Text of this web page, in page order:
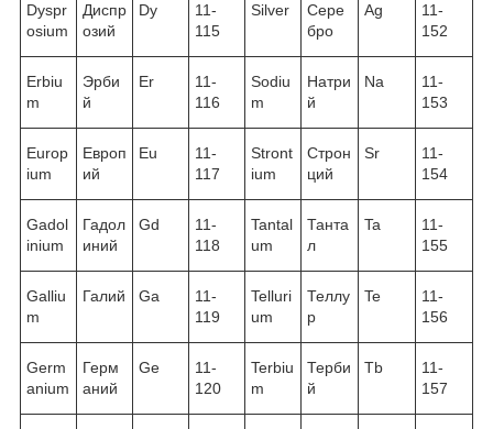
Dyspr
osium
Диспр
озий
Dy
11-
115
Silver
Сере
бро
Ag
11-
152
Erbiu
m
Эрби
й
Er
11-
116
Sodiu
m
Натри
й
Na
11-
153
Europ
ium
Европ
ий
Eu
11-
117
Stront
ium
Строн
ций
Sr
11-
154
Gadol
inium
Гадол
иний
Gd
11-
118
Tantal
um
Танта
л
Ta
11-
155
Galliu
m
Галий Ga
11-
119
Telluri
um
Теллу
р
Te
11-
156
Germ
anium
Герм
аний
Ge
11-
120
Terbiu
m
Терби
й
Tb
11-
157